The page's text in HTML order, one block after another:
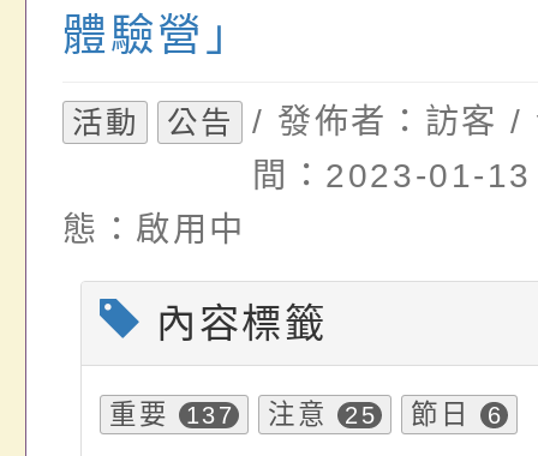
請，請查照。
祝活動」海報電子檔
位協助鼓勵所屬同仁
關（構）、學校、民
名參加，請查照
員退休所得重審後實
算器」，公立學校退
亦可利用
體驗營」
活動 公告
/ 發佈者：訪客 /
間：2023-01-
態：啟用中
內容標籤
重要 137 注意 25 節日 6